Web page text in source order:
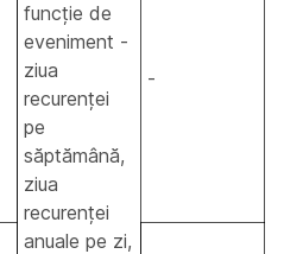
funcție de
eveniment -
ziua
recurenței
pe
săptămână,
ziua
recurenței
anuale pe zi,
-